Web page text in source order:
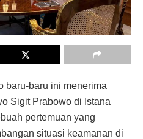
baru-baru ini menerima
Sigit Prabowo di Istana
pertemuan yang
situasi keamanan di